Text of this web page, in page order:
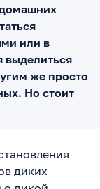
домашних
или в
выделиться
же просто
Но стоит
диких